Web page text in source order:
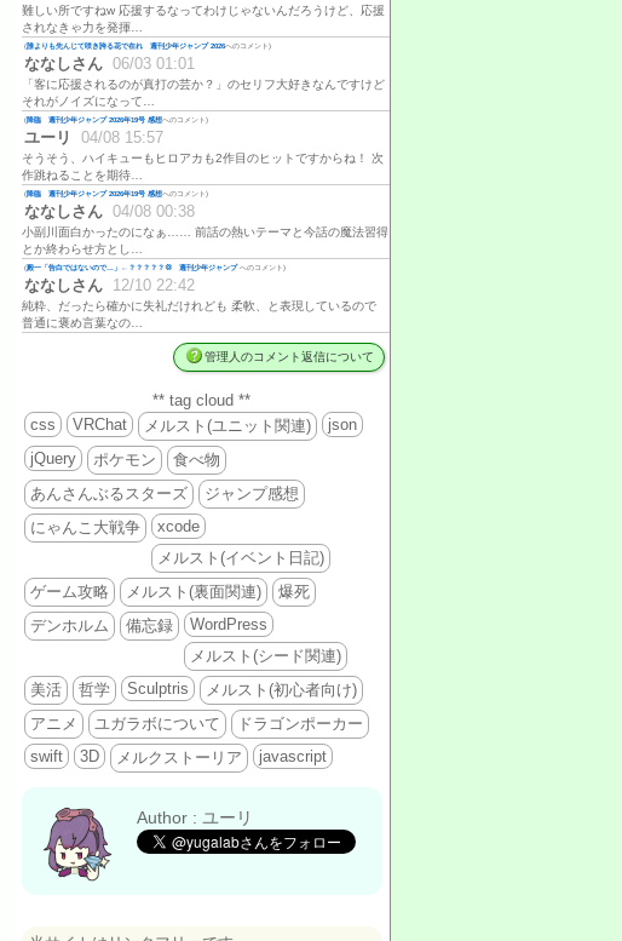
難しい所ですねw 応援するなってわけじゃないんだろうけど、応援
されなきゃ力を発揮…
(誰よりも先んじて咲き誇る花で在れ 週刊少年ジャンプ 2026へのコメント)
ななしさん 06/03 01:01
「客に応援されるのが真打の芸か？」のセリフ大好きなんですけど
それがノイズになって…
(降臨 週刊少年ジャンプ 2026年19号 感想へのコメント)
ユーリ 04/08 15:57
そうそう、ハイキューもヒロアカも2作目のヒットですからね！ 次
作跳ねることを期待…
(降臨 週刊少年ジャンプ 2026年19号 感想へのコメント)
ななしさん 04/08 00:38
小副川面白かったのになぁ…… 前話の熱いテーマと今話の魔法習得
とか終わらせ方とし…
(殿一「告白ではないので…」←？？？？？💢 週刊少年ジャンプへのコメント)
ななしさん 12/10 22:42
純粋、だったら確かに失礼だけれども 柔軟、と表現しているので
普通に褒め言葉なの…
管理人のコメント返信について
** tag cloud **
css
VRChat メルスト(ユニット関連)
json
jQuery
ポケモン
食べ物
あんさんぶるスターズ
ジャンプ感想
にゃんこ大戦争
xcode
メルスト(イベント日記)
ゲーム攻略
メルスト(裏面関連)
爆死
デンホルム
備忘録
WordPress
メルスト(シード関連)
美活
哲学 Sculptris
メルスト(初心者向け)
アニメ
ユガラボについて
ドラゴンポーカー
swift
3D メルクストーリア javascript
Author : ユーリ